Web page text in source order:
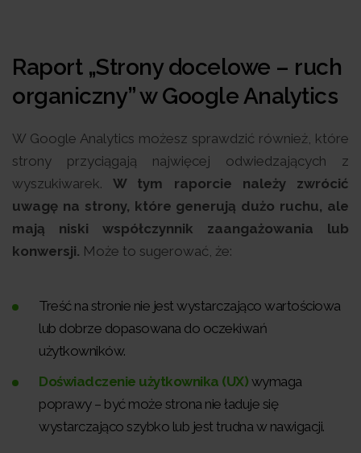
Raport „Strony docelowe – ruch
organiczny” w Google Analytics
W Google Analytics możesz sprawdzić również, które
strony przyciągają najwięcej odwiedzających z
wyszukiwarek.W tym raporcie należy zwrócić
uwagę na strony, które generują dużo ruchu, ale
mają niski współczynnik zaangażowania lub
konwersji. Może to sugerować, że:
Treść na stronie nie jest wystarczająco wartościowa
lub dobrze dopasowana do oczekiwań
użytkowników.
Doświadczenie użytkownika (UX) wymaga
poprawy – być może strona nie ładuje się
wystarczająco szybko lub jest trudna w nawigacji.